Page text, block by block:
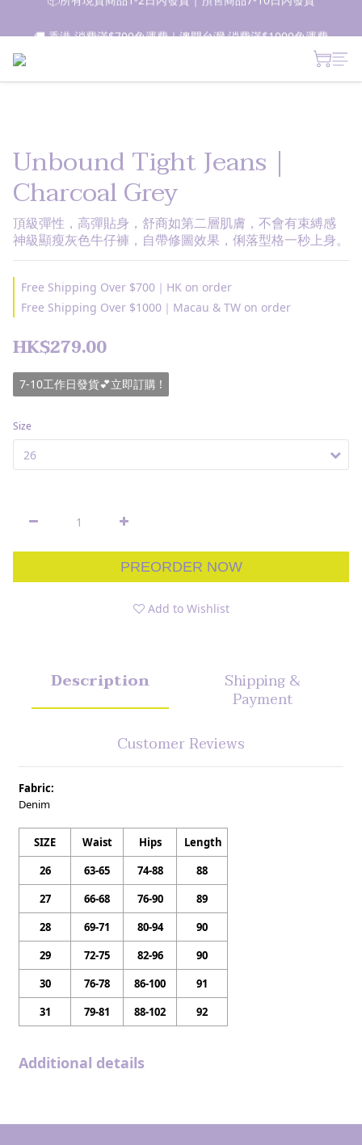
🚚 香港 消費滿$700免運費｜澳門台灣 消費滿$1000免運費
新朋友登記會員即獲$50購物金✨ 點擊了解更多詳情🔎
Unbound Tight Jeans｜
Charcoal Grey
頂級彈性，高彈貼身，舒商如第二層肌膚，不會有束縛感
神級顯瘦灰色牛仔褲，自帶修圖效果，俐落型格一秒上身。
Free Shipping Over $700｜HK on order
Free Shipping Over $1000｜Macau & TW on order
HK$279.00
7-10工作日發貨💕立即訂購 !
Size
PREORDER NOW
Add to Wishlist
Description Shipping &
Payment
Customer Reviews
Fabric:
Denim
SIZE Waist Hips
Length
26
63-65 74-88
88
27
66-68 76-90
89
28
69-71 80-94
90
29
72-75 82-96
90
30
76-78 86-100
91
31
79-81 88-102 92
Additional details